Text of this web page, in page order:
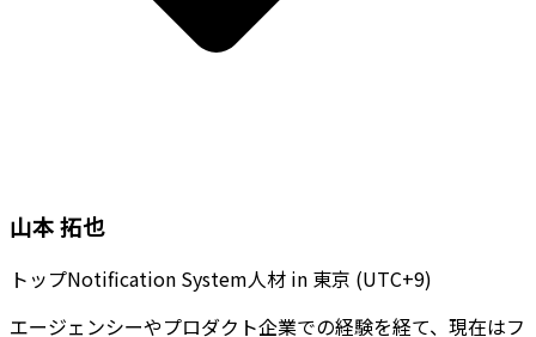
山本 拓也
トップNotification System人材 in 東京 (UTC+9)
エージェンシーやプロダクト企業での経験を経て、現在はフ